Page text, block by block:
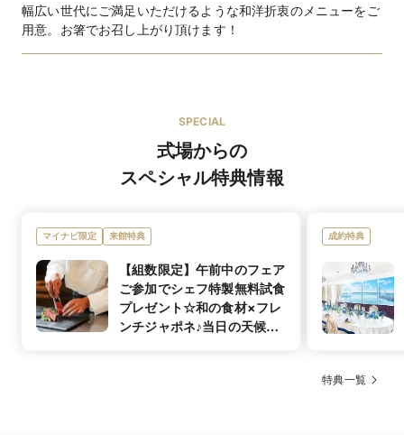
ACQUA GRAZIE、DESTINYline、Aliliale、セントアク
特徴
NYやParisをはじめファッショントレンドの最先端都市
から世界に名だたるデザイナー達がこだわり抜いた稀少
なドレスをセレクト。
着数
ウエディングドレス 376着／カラードレス 195着／タキ
シード 400着
（デザイン数）ウェディングドレス：約150着、カラー
幅広い世代にご満足いただけるような和洋折衷のメニューをご
用意。お箸でお召し上がり頂けます！
SPECIAL
式場からの
スペシャル特典情報
マイナビ限定 来館特典
【組数限定】午前中のフェア
ご参加でシェフ特製無料試食
プレゼント☆和の食材×フレ
ンチジャポネ♪当日の天候ま
成約特典
特典一覧